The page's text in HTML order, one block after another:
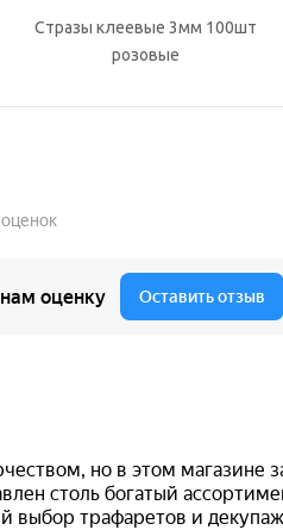
Стразы клеевые 3мм 100шт
розовые